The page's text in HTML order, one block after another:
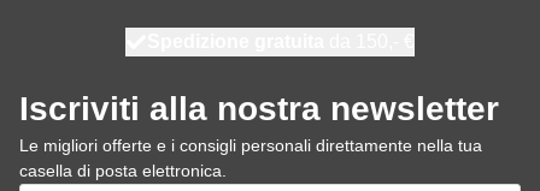
Iscriviti alla nostra newsletter
Le migliori offerte e i consigli personali direttamente nella tua
casella di posta elettronica.